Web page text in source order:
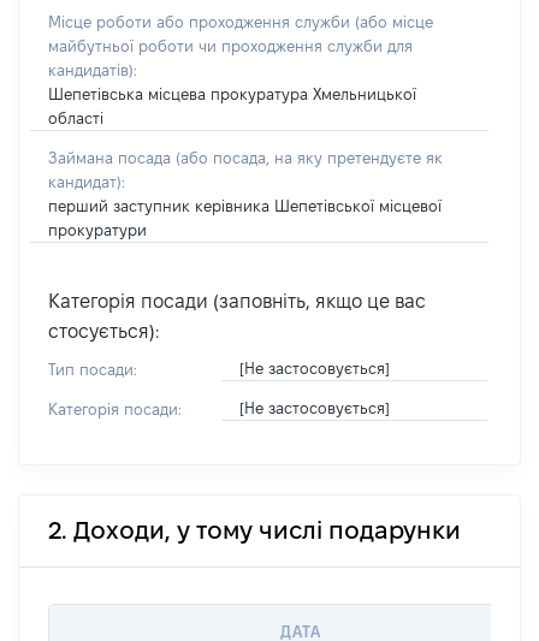
Місце роботи або проходження служби (або місце
майбутньої роботи чи проходження служби для
кандидатів):
Шепетівська місцева прокуратура Хмельницької
області
Займана посада (або посада, на яку претендуєте як
кандидат):
перший заступник керівника Шепетівської місцевої
прокуратури
Категорія посади (заповніть, якщо це вас
стосується):
Тип посади: [Не застосовується]
Категорія посади: [Не застосовується]
2. Доходи, у тому числі подарунки
ДАТА